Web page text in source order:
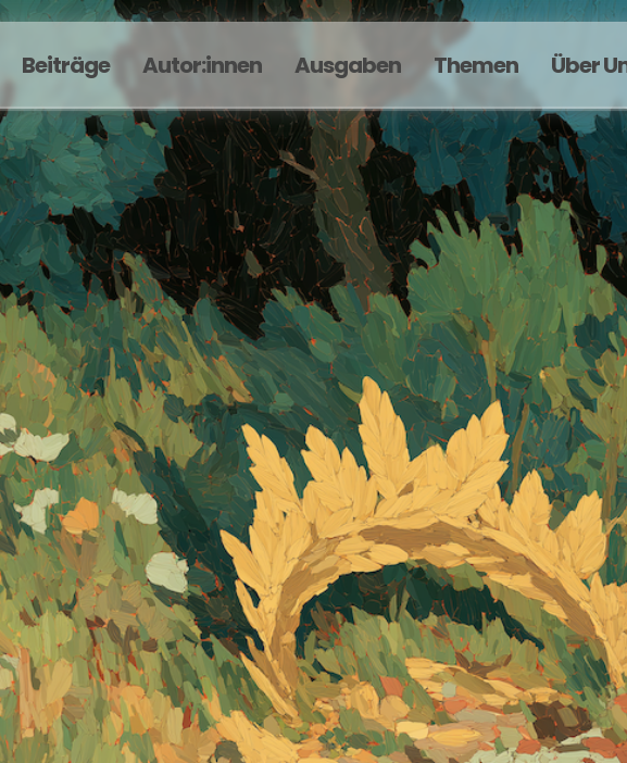
Beiträge Autor:innen Ausgaben Themen Über